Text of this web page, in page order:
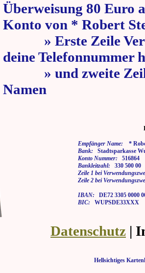
Überweisung 80 Euro
Konto von * Robert
» Erste Zeile
deine Telefonnummer
» und zweite Zeile
Namen
Empfänger Name: *
Bank: Stadtsparkasse
Konto Nummer: 516864
Bankleitzahl: 330 500 00
Zeile 1 bei
Zeile 2 bei
IBAN: DE72 3305 0000
BIC: WUPSDE33XXX
Datenschutz |
Hellsichtiges